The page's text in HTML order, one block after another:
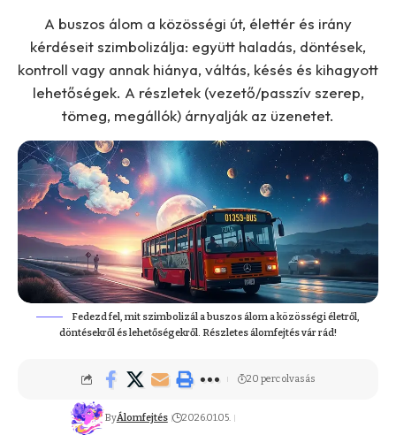
A buszos álom a közösségi út, élettér és irány
kérdéseit szimbolizálja: együtt haladás, döntések,
kontroll vagy annak hiánya, váltás, késés és kihagyott
lehetőségek. A részletek (vezető/passzív szerep,
tömeg, megállók) árnyalják az üzenetet.
Fedezd fel, mit szimbolizál a buszos álom a közösségi életről,
döntésekről és lehetőségekről. Részletes álomfejtés vár rád!
ByÁlomfejtés 2026.01.05.
20 perc olvasás